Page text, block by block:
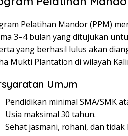
Pelatihan Mandor (PPM)
3–4 bulan yang ditujukan
yang berhasil lulus akan
Mukti Plantation di wilayah
Umum
Pendidikan minimal SMA/SMK
Usia maksimal 30 tahun.
Sehat jasmani, rohani, dan tidak